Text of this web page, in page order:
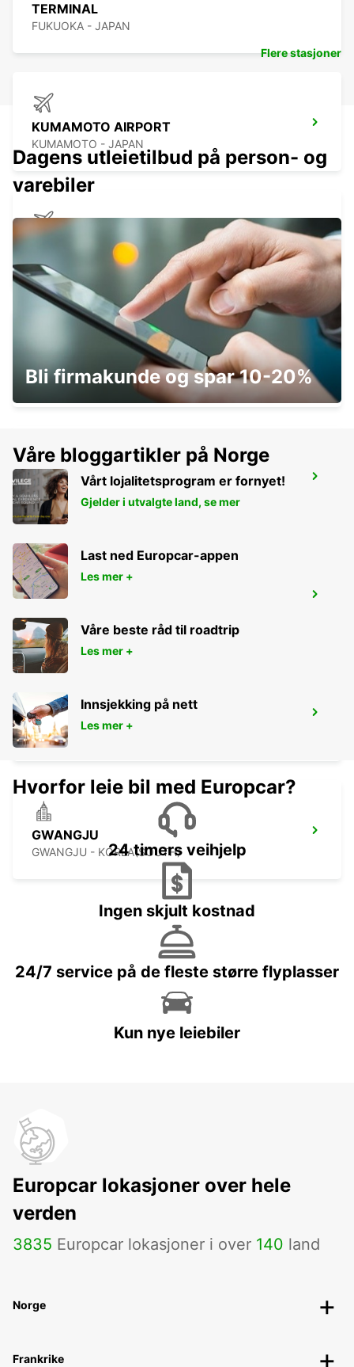
TERMINAL
FUKUOKA - JAPAN
KUMAMOTO AIRPORT
KUMAMOTO - JAPAN
NAGASAKI AIRPORT
OMURA - JAPAN
KAGOSHIMA AIRPORT
KIRISHIMA - JAPAN
YEOSU EXPO STATION
YEOSU - KOREA(SOUTH)
SHIN YOKOHAMA STATION
YOKOHAMA - JAPAN
TOKYO INTERNATIONAL AIRPORT
OTA KU - JAPAN
GWANGJU
GWANGJU - KOREA(SOUTH)
Flere stasjoner
Dagens utleietilbud på person- og
varebiler
Bli firmakunde og spar 10-20%
Våre bloggartikler på Norge
Vårt lojalitetsprogram er fornyet!
Gjelder i utvalgte land, se mer
Last ned Europcar-appen
Les mer +
Våre beste råd til roadtrip
Les mer +
Innsjekking på nett
Les mer +
Hvorfor leie bil med Europcar?
24 timers veihjelp
Ingen skjult kostnad
24/7 service på de fleste større flyplasser
Kun nye leiebiler
Europcar lokasjoner over hele
verden
3835 Europcar lokasjoner i over 140 land
Norge
Frankrike